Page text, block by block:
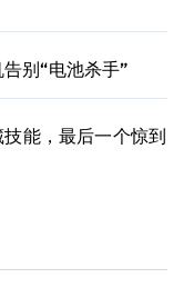
别“电池杀手”
能，最后一个惊到